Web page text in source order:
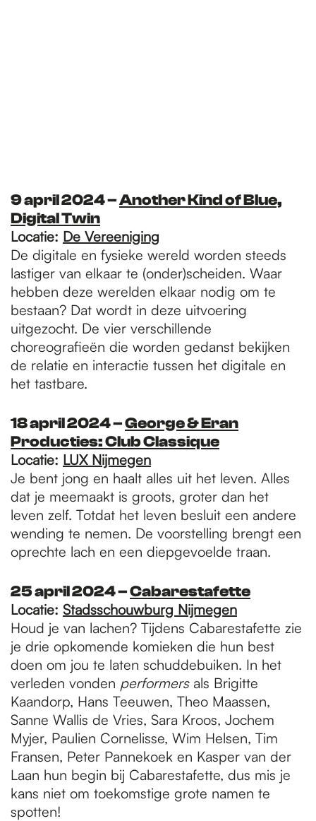
9 april 2024​ –Another Kind of Blue,
Digital Twin
Locatie: De Vereeniging
De digitale en fysieke wereld worden steeds
lastiger van elkaar te (onder)scheiden. Waar
hebben deze werelden elkaar nodig om te
bestaan? Dat wordt in deze uitvoering
uitgezocht. De vier verschillende
choreografieën die worden gedanst bekijken
de relatie en interactie tussen het digitale en
het tastbare.
18 april 2024 –George & Eran
Producties: Club Classique
Locatie: LUXNijmegen
Je bent jong en haalt alles uit het leven. Alles
dat je meemaakt is groots, groter dan het
leven zelf. Totdat het leven besluit een andere
wending te nemen. De voorstelling brengt een
oprechte lach en een diepgevoelde traan.
25 april 2024 –Cabarestafette
Locatie: Stadsschouwburg Nijmegen
Houd je van lachen? Tijdens Cabarestafette zie
je drie opkomende komieken die hun best
doen om jou te laten schuddebuiken. In het
verleden vonden performersals Brigitte
Kaandorp, Hans Teeuwen, Theo Maassen,
Sanne Wallis de Vries, Sara Kroos, Jochem
Myjer, Paulien Cornelisse, Wim Helsen, Tim
Fransen, Peter Pannekoek en Kasper van der
Laan hun begin bij Cabarestafette, dus mis je
kans niet om toekomstige grote namen te
spotten!